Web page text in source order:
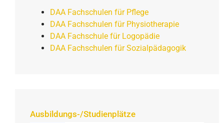
DAA Fachschulen für Pflege
DAA Fachschulen für Physiotherapie
DAA Fachschule für Logopädie
DAA Fachschulen für Sozialpädagogik
Ausbildungs-/Studienplätze